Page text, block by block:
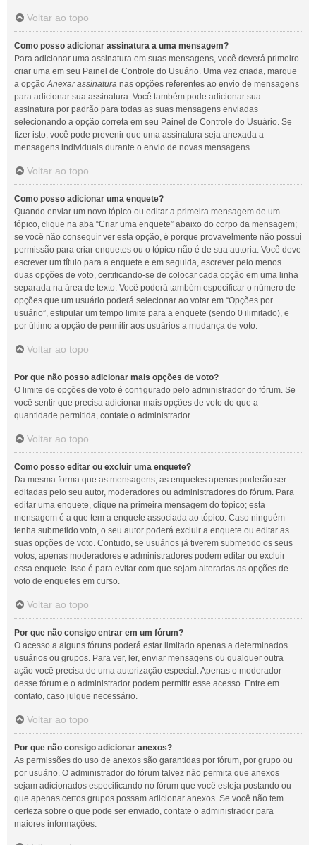
Voltar ao topo
Como posso adicionar assinatura a uma mensagem?
Para adicionar uma assinatura em suas mensagens, você deverá primeiro
criar uma em seu Painel de Controle do Usuário. Uma vez criada, marque
a opçãoAnexar assinatura nas opções referentes ao envio de mensagens
para adicionar sua assinatura. Você também pode adicionar sua
assinatura por padrão para todas as suas mensagens enviadas
selecionando a opção correta em seu Painel de Controle do Usuário. Se
fizer isto, você pode prevenir que uma assinatura seja anexada a
mensagens individuais durante o envio de novas mensagens.
Voltar ao topo
Como posso adicionar uma enquete?
Quando enviar um novo tópico ou editar a primeira mensagem de um
tópico, clique na aba “Criar uma enquete” abaixo do corpo da mensagem;
se você não conseguir ver esta opção, é porque provavelmente não possui
permissão para criar enquetes ou o tópico não é de sua autoria. Você deve
escrever um título para a enquete e em seguida, escrever pelo menos
duas opções de voto, certificando-se de colocar cada opção em uma linha
separada na área de texto. Você poderá também especificar o número de
opções que um usuário poderá selecionar ao votar em “Opções por
usuário”, estipular um tempo limite para a enquete (sendo 0 ilimitado), e
por último a opção de permitir aos usuários a mudança de voto.
Voltar ao topo
Por que não posso adicionar mais opções de voto?
O limite de opções de voto é configurado pelo administrador do fórum. Se
você sentir que precisa adicionar mais opções de voto do que a
quantidade permitida, contate o administrador.
Voltar ao topo
Como posso editar ou excluir uma enquete?
Da mesma forma que as mensagens, as enquetes apenas poderão ser
editadas pelo seu autor, moderadores ou administradores do fórum. Para
editar uma enquete, clique na primeira mensagem do tópico; esta
mensagem é a que tem a enquete associada ao tópico. Caso ninguém
tenha submetido voto, o seu autor poderá excluir a enquete ou editar as
suas opções de voto. Contudo, se usuários já tiverem submetido os seus
votos, apenas moderadores e administradores podem editar ou excluir
essa enquete. Isso é para evitar com que sejam alteradas as opções de
voto de enquetes em curso.
Voltar ao topo
Por que não consigo entrar em um fórum?
O acesso a alguns fóruns poderá estar limitado apenas a determinados
usuários ou grupos. Para ver, ler, enviar mensagens ou qualquer outra
ação você precisa de uma autorização especial. Apenas o moderador
desse fórum e o administrador podem permitir esse acesso. Entre em
contato, caso julgue necessário.
Voltar ao topo
Por que não consigo adicionar anexos?
As permissões do uso de anexos são garantidas por fórum, por grupo ou
por usuário. O administrador do fórum talvez não permita que anexos
sejam adicionados especificando no fórum que você esteja postando ou
que apenas certos grupos possam adicionar anexos. Se você não tem
certeza sobre o que pode ser enviado, contate o administrador para
maiores informações.